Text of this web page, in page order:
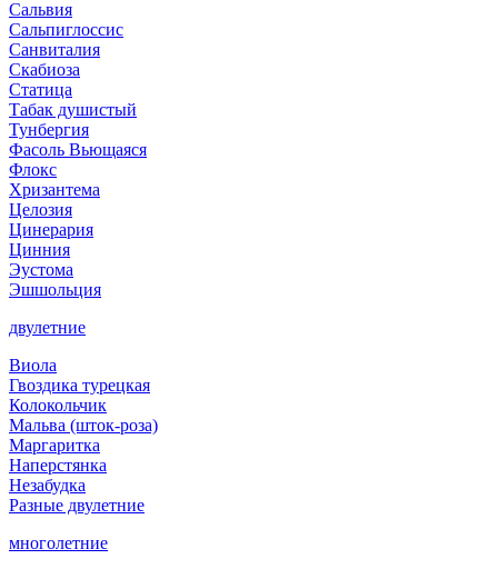
Сальвия
Сальпиглоссис
Санвиталия
Скабиоза
Статица
Табак душистый
Тунбергия
Фасоль Вьющаяся
Флокс
Хризантема
Целозия
Цинерария
Цинния
Эустома
Эшшольция
двулетние
Виола
Гвоздика турецкая
Колокольчик
Мальва (шток-роза)
Маргаритка
Наперстянка
Незабудка
Разные двулетние
многолетние